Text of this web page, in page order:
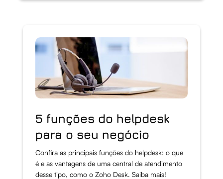
5 funções do helpdesk
para o seu negócio
Confira as principais funções do helpdesk: o que
é e as vantagens de uma central de atendimento
desse tipo, como o Zoho Desk. Saiba mais!